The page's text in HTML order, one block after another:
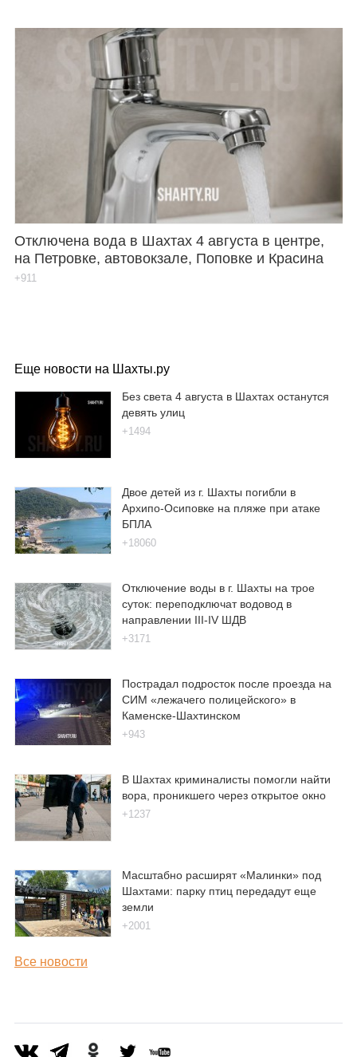
Отключена вода в Шахтах 4 августа в центре,
на Петровке, автовокзале, Поповке и Красина
+911
Еще новости на Шахты.ру
Без света 4 августа в Шахтах останутся
девять улиц
+1494
Двое детей из г. Шахты погибли в
Архипо-Осиповке на пляже при атаке
БПЛА
+18060
Отключение воды в г. Шахты на трое
суток: переподключат водовод в
направлении III-IV ШДВ
+3171
Пострадал подросток после проезда на
СИМ «лежачего полицейского» в
Каменске-Шахтинском
+943
В Шахтах криминалисты помогли найти
вора, проникшего через открытое окно
+1237
Масштабно расширят «Малинки» под
Шахтами: парку птиц передадут еще
земли
+2001
Все новости